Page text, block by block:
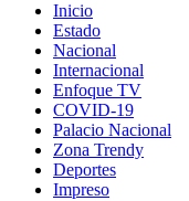
Inicio
Estado
Nacional
Internacional
Enfoque TV
COVID-19
Palacio Nacional
Zona Trendy
Deportes
Impreso